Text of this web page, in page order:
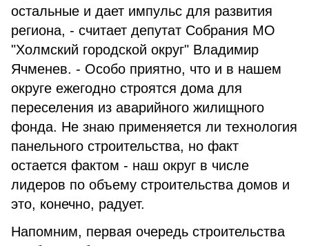
остальные и дает импульс для развития
региона, - считает депутат Собрания МО
"Холмский городской округ" Владимир
Ячменев. - Особо приятно, что и в нашем
округе ежегодно строятся дома для
переселения из аварийного жилищного
фонда. Не знаю применяется ли технология
панельного строительства, но факт
остается фактом - наш округ в числе
лидеров по объему строительства домов и
это, конечно, радует.
Напомним, первая очередь строительства